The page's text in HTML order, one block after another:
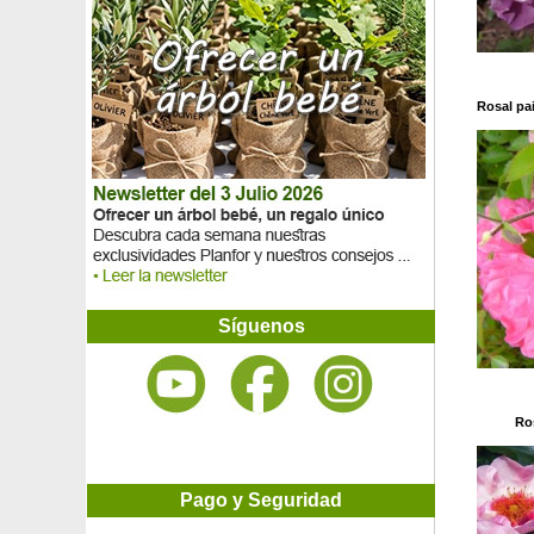
Agapanto 'Purple Cloud'
Agapanto 'Queen Mum'
Agave de montaña
Aglaonema
Agracejo darwinii
Agracejo 'Green carpet'
Agracejo 'Harlequin'
Agracejo rojo
Aguacate 'Bacon'
Aguacate 'Ettinger'
Aguacate 'Fuerte'
Aguacate 'Hass'
Akebia de cinco hojas
Albahaca
Albaricoque-Ciruela Mirabelle Pluot 'Aprimira'
Albaricoque-Ciruela Pluot 'Dapple Dandy'
Albaricoquero enano auto fértil
Albaricoquero japonés
Síguenos
Rosal
Pago y Seguridad